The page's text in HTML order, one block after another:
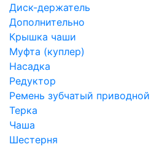
Диск-держатель
Дополнительно
Крышка чаши
Муфта (куплер)
Насадка
Редуктор
Ремень зубчатый приводной
Терка
Чаша
Шестерня